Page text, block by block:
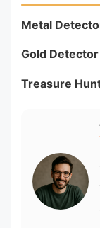
Metal
Gold Detector
Treasure